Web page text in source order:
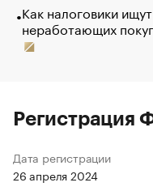
Как налоговики
неработающих
Регистрация
Дата регистрации
26 апреля 2024